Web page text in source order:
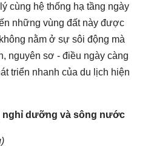
cùng hệ thống hạ tầng ngày
những vùng đất này được
nằm ở sự sôi động mà
nguyên sơ - điều ngày càng
triển nhanh của du lịch hiện
nghỉ dưỡng và sông nước